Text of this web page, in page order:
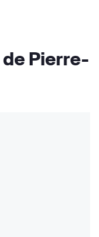
de Pierre-